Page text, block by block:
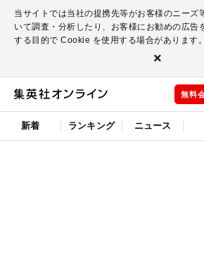
当サイトでは当社の提携先等がお客様のニーズ
いて調査・分析したり、お客様にお勧めの広告
する目的で Cookie を使用する場合があります。
×
無料
新着 ランキング ニュース